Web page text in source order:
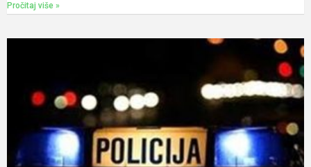
Pročitaj više »